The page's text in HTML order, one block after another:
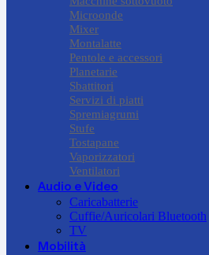
Microonde
Mixer
Montalatte
Pentole e accessori
Planetarie
Sbattitori
Servizi di piatti
Spremiagrumi
Stufe
Tostapane
Vaporizzatori
Ventilatori
Audio e Video
Caricabatterie
Cuffie/Auricolari Bluetooth
TV
Mobilità